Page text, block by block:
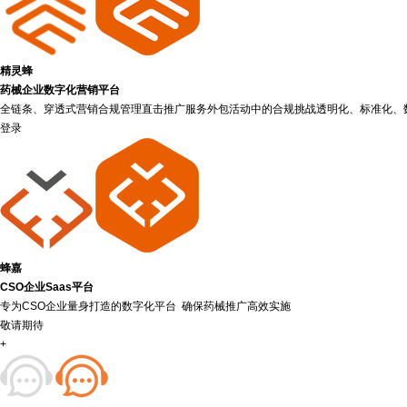
精灵蜂
药械企业数字化营销平台
全链条、穿透式营销合规管理直击推广服务外包活动中的合规挑战透明化、标准化、
登录
蜂嘉
CSO企业Saas平台
专为CSO企业量身打造的数字化平台 确保药械推广高效实施
敬请期待
+